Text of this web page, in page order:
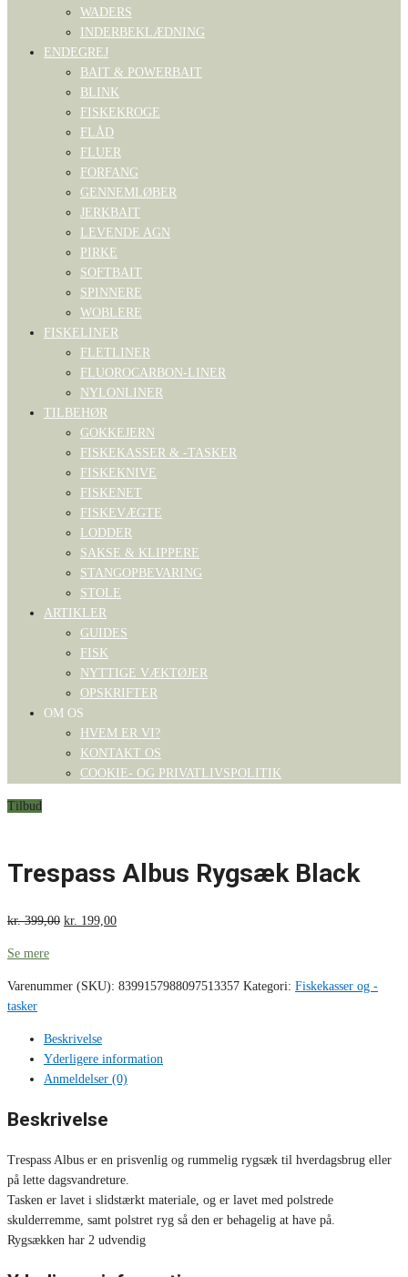
WADERS
INDERBEKLÆDNING
ENDEGREJ
BAIT & POWERBAIT
BLINK
FISKEKROGE
FLÅD
FLUER
FORFANG
GENNEMLØBER
JERKBAIT
LEVENDE AGN
PIRKE
SOFTBAIT
SPINNERE
WOBLERE
FISKELINER
FLETLINER
FLUOROCARBON-LINER
NYLONLINER
TILBEHØR
GOKKEJERN
FISKEKASSER & -TASKER
FISKEKNIVE
FISKENET
FISKEVÆGTE
LODDER
SAKSE & KLIPPERE
STANGOPBEVARING
STOLE
ARTIKLER
GUIDES
FISK
NYTTIGE VÆKTØJER
OPSKRIFTER
OM OS
HVEM ER VI?
KONTAKT OS
COOKIE- OG PRIVATLIVSPOLITIK
Tilbud
Trespass Albus Rygsæk Black
kr.399,00 kr. 199,00
Se mere
Varenummer (SKU): 8399157988097513357 Kategori: Fiskekasser og -
tasker
Beskrivelse
Yderligere information
Anmeldelser (0)
Beskrivelse
Trespass Albus er en prisvenlig og rummelig rygsæk til hverdagsbrug eller
på lette dagsvandreture.
Tasken er lavet i slidstærkt materiale, og er lavet med polstrede
skulderremme, samt polstret ryg så den er behagelig at have på.
Rygsækken har 2 udvendig